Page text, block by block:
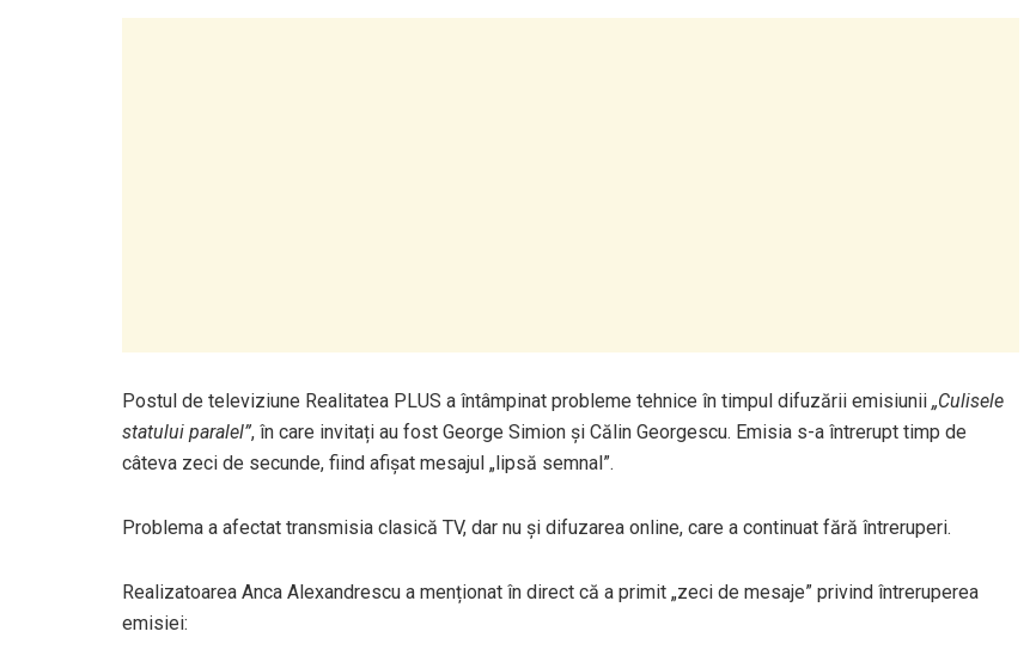
Postul de televiziune Realitatea PLUS a întâmpinat probleme tehnice în timpul difuzării emisiunii „Culisele
statului paralel”, în care invitați au fost George Simion și Călin Georgescu. Emisia s-a întrerupt timp de
câteva zeci de secunde, fiind afișat mesajul „lipsă semnal”.
Problema a afectat transmisia clasică TV, dar nu și difuzarea online, care a continuat fără întreruperi.
Realizatoarea Anca Alexandrescu a menționat în direct că a primit „zeci de mesaje” privind întreruperea
emisiei: